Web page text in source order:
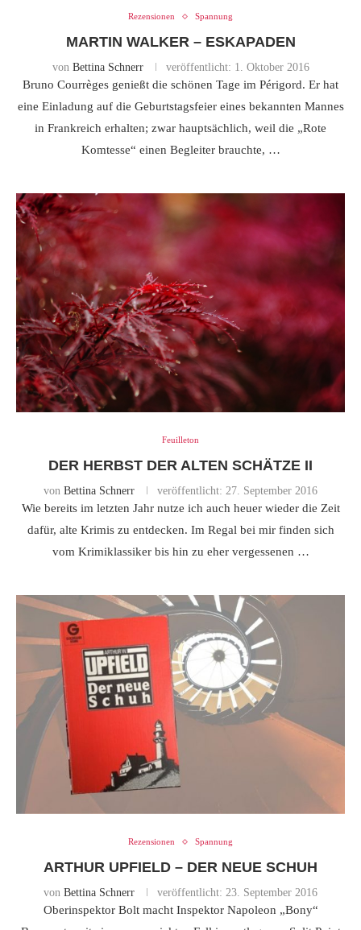
Rezensionen Spannung
MARTIN WALKER – ESKAPADEN
von Bettina Schnerr veröffentlicht: 1. Oktober 2016
Bruno Courrèges genießt die schönen Tage im Périgord. Er hat
eine Einladung auf die Geburtstagsfeier eines bekannten Mannes
in Frankreich erhalten; zwar hauptsächlich, weil die „Rote
Komtesse“ einen Begleiter brauchte, …
Feuilleton
DER HERBST DER ALTEN SCHÄTZE II
von Bettina Schnerr veröffentlicht: 27. September 2016
Wie bereits im letzten Jahr nutze ich auch heuer wieder die Zeit
dafür, alte Krimis zu entdecken. Im Regal bei mir finden sich
vom Krimiklassiker bis hin zu eher vergessenen …
Rezensionen Spannung
ARTHUR UPFIELD – DER NEUE SCHUH
von Bettina Schnerr veröffentlicht: 23. September 2016
Oberinspektor Bolt macht Inspektor Napoleon „Bony“